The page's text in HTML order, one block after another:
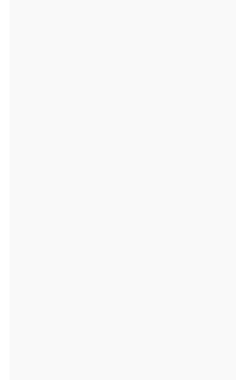
Genom utvecklingen
allt närmare en
belysning. Men det
tveksamhet om
redo för det. En del
branschen menar att
mer grundläggande
dygnsrytmen och
implementera